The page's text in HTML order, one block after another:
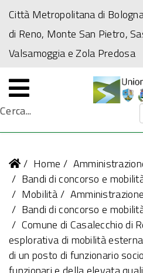
Città Metropolitana di
di Reno, Monte San Pietro,
Valsamoggia e Zola Predosa
Cerca...
Home
Bandi di concorso e
Mobilità
Bandi di concorso e
Comune di Casalecchio di
esplorativa di mobilità
di un posto di funzionario